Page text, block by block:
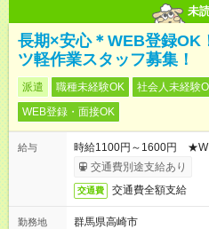
未
長期×安心＊WEB登録OK
ツ軽作業スタッフ募集！
派遣 職種未経験OK 社会人未経験
WEB登録・面接OK
給与
時給1100円～1600円 ★W
交通費別途支給あり
交通費 交通費全額支給
勤務地
群馬県高崎市